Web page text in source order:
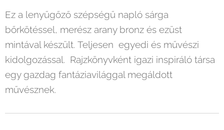
Ez a lenyűgőző szépségű napló sárga
bőrkötéssel, merész arany bronz és ezüst
mintával készült. Teljesen egyedi és művészi
kidolgozással. Rajzkönyvként igazi inspiráló társa
egy gazdag fantáziavilággal megáldott
művésznek.